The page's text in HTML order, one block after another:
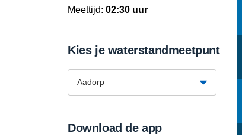
Meettijd: 02:30 uur
Kies je waterstandmeetpunt
Download de app